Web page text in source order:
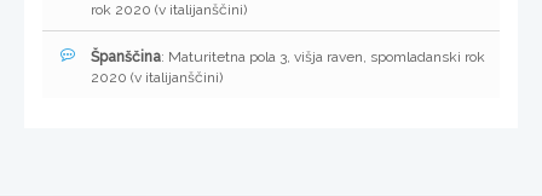
rok 2020 (v italijanščini)
Španščina: Maturitetna pola 3, višja raven, spomladanski rok
2020 (v italijanščini)